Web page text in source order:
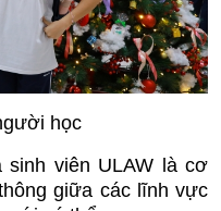
học
viên ULAW là cơ
giữa các lĩnh vực